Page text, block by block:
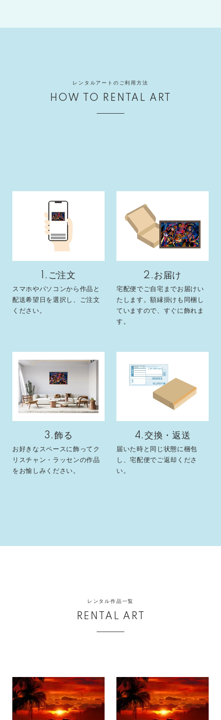
レンタルアートのご利用方法
HOW TO RENTAL ART
1.ご注文
スマホやパソコンから作品と
配送希望日を選択し、ご注文
ください。
2.お届け
宅配便でご自宅までお届けい
たします。額縁掛けも同梱し
ていますので、すぐに飾れま
す。
3.飾る
お好きなスペースに飾ってク
リスチャン・ラッセンの作品
をお愉しみください。
4.交換・返送
届いた時と同じ状態に梱包
し、宅配便でご返却くださ
い。
レンタル作品一覧
RENTAL ART